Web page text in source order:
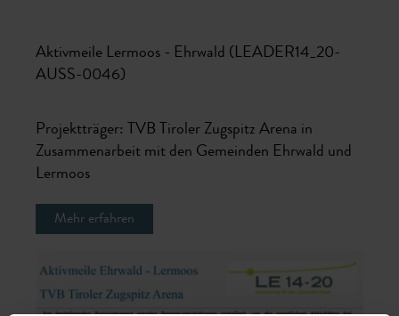
Aktivmeile Lermoos - Ehrwald (LEADER14_20-
AUSS-0046)
Projektträger: TVB Tiroler Zugspitz Arena in
Zusammenarbeit mit den Gemeinden Ehrwald und
Lermoos
Mehr erfahren